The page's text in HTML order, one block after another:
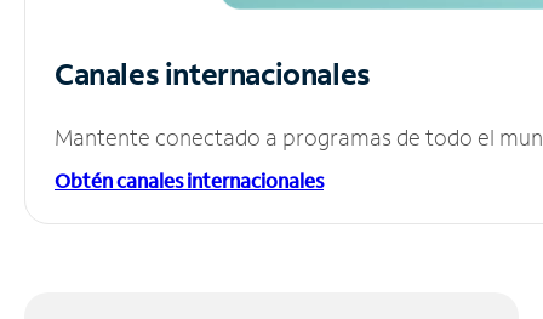
Canales internacionales
Mantente conectado a programas de todo el
Obtén canales internacionales